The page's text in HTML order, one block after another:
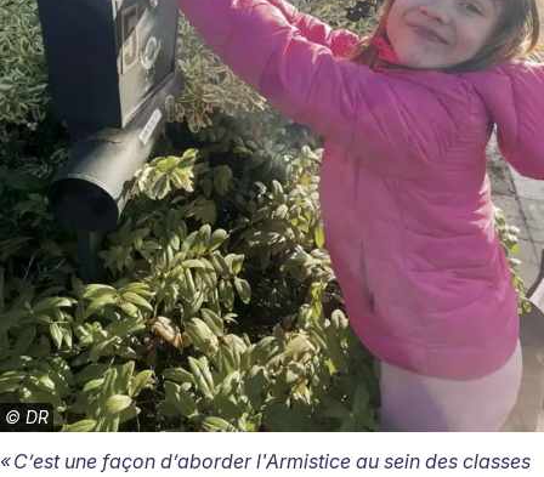
© DR
«C’est une façon d’aborder l'Armistice au sein des classes